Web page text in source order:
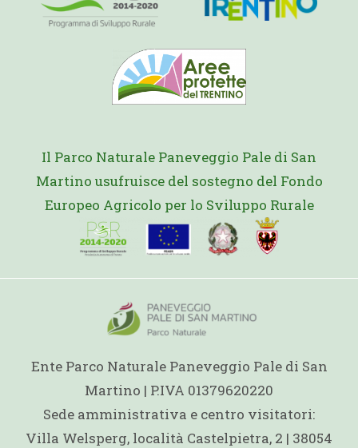
Il Parco Naturale Paneveggio Pale di San
Martino usufruisce del sostegno del Fondo
Europeo Agricolo per lo Sviluppo Rurale
Ente Parco Naturale Paneveggio Pale di San
Martino | P.IVA 01379620220
Sede amministrativa e centro visitatori:
Villa Welsperg, località Castelpietra, 2 | 38054